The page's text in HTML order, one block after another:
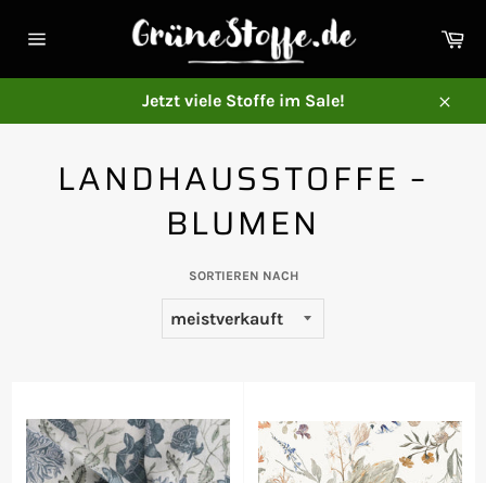
zum
Jetzt viele Stoffe im Sale!
LANDHAUSSTOFFE –
BLUMEN
SORTIEREN NACH